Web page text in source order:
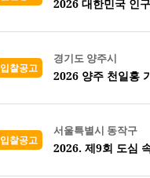
2026 대한민국 인
입찰공고
경기도 양주시
2026 양주 천일홍
입찰공고
서울특별시 동작구
2026. 제9회 도심